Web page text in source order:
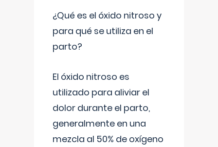
¿Qué es el óxido nitroso y
para qué se utiliza en el
parto?
El óxido nitroso es
utilizado para aliviar el
dolor durante el parto,
generalmente en una
mezcla al 50% de oxígeno